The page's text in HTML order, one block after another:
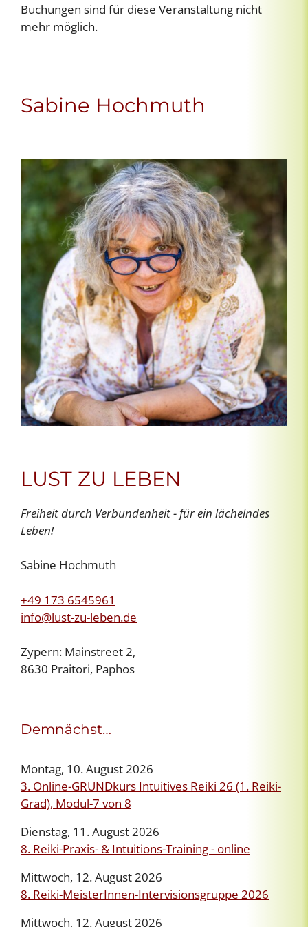
Buchungen sind für diese Veranstaltung nicht
mehr möglich.
Sabine Hochmuth
LUST ZU LEBEN
Freiheit durch Verbundenheit - für ein lächelndes
Leben!
Sabine Hochmuth
+49 173 6545961
info@lust-zu-leben.de
Zypern: Mainstreet 2,
8630 Praitori, Paphos
Demnächst…
Montag, 10. August 2026
3. Online-GRUNDkurs Intuitives Reiki 26 (1. Reiki-
Grad), Modul-7 von 8
Dienstag, 11. August 2026
8. Reiki-Praxis- & Intuitions-Training - online
Mittwoch, 12. August 2026
8. Reiki-MeisterInnen-Intervisionsgruppe 2026
Mittwoch, 12. August 2026